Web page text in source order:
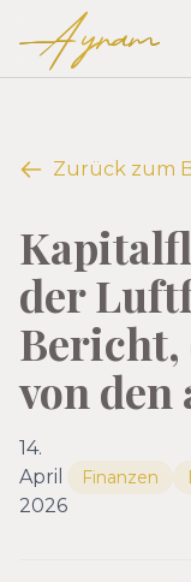
Ayram
Zurück zum
der
Bericht,
von
14.
April
2026
Finanzen